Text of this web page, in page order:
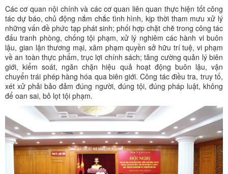
Các cơ quan nội chính và các cơ quan liên quan thực hiện tốt công
tác dự báo, chủ động nắm chắc tình hình, kịp thời tham mưu xử lý
những vấn đề phức tạp phát sinh; phối hợp chặt chẽ trong công tác
đấu tranh phòng, chống tội phạm, xử lý nghiêm các hành vi buôn
lậu, gian lận thương mại, xâm phạm quyền sở hữu trí tuệ, vi phạm
về an toàn thực phẩm, trục lợi chính sách; tăng cường quản lý biên
giới, kiểm soát, ngăn chặn hiệu quả hoạt động buôn lậu, vận
chuyển trái phép hàng hóa qua biên giới. Công tác điều tra, truy tố,
xét xử phải bảo đảm đúng người, đúng tội, đúng pháp luật, không
để oan sai, bỏ lọt tội phạm.